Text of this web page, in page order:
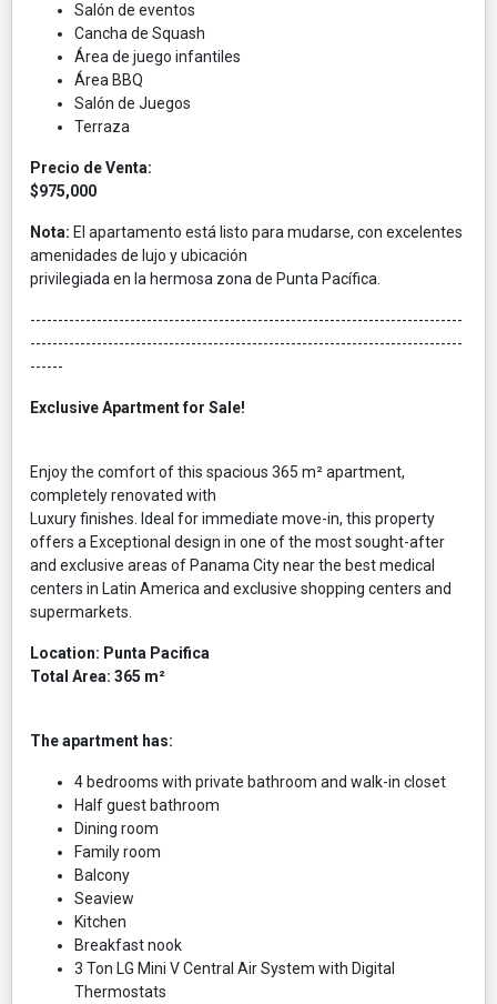
Salón de eventos
Cancha de Squash
Área de juego infantiles
Área BBQ
Salón de Juegos
Terraza
Precio de Venta:
$975,000
Nota: El apartamento está listo para mudarse, con excelentes
amenidades de lujo y ubicación
privilegiada en la hermosa zona de Punta Pacífica.
------------------------------------------------------------------------------
------------------------------------------------------------------------------
------
Exclusive Apartment for Sale!
Enjoy the comfort of this spacious 365 m² apartment,
completely renovated with
Luxury finishes. Ideal for immediate move-in, this property
offers a Exceptional design in one of the most sought-after
and exclusive areas of Panama City near the best medical
centers in Latin America and exclusive shopping centers and
supermarkets.
Location: Punta Pacifica
Total Area: 365 m²
The apartment has:
4 bedrooms with private bathroom and walk-in closet
Half guest bathroom
Dining room
Family room
Balcony
Seaview
Kitchen
Breakfast nook
3 Ton LG Mini V Central Air System with Digital
Thermostats